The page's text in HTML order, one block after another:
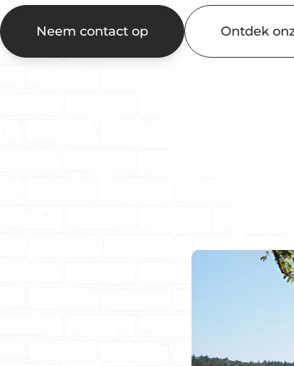
Neem contact op Ontdek